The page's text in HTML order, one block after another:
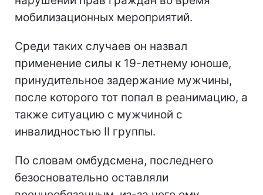
мобилизационных мероприятий.
Среди таких случаев он назвал
применение силы к 19-летнему юноше,
принудительное задержание мужчины,
после которого тот попал в реанимацию, а
также ситуацию с мужчиной с
инвалидностью II группы.
По словам омбудсмена, последнего
безосновательно оставляли